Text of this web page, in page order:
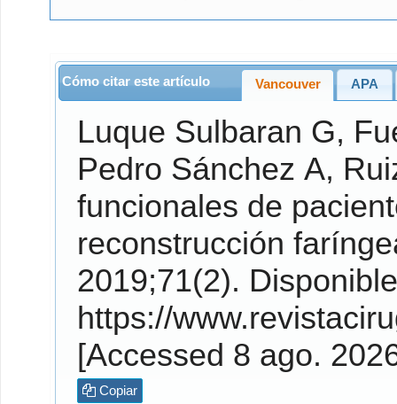
Cómo citar este artículo Vancouver APA
Luque Sulbaran G,
Pedro Sánchez A,
funcionales de
reconstrucción
2019;71(2). Disponible en:
https://
[Accessed 8 ago.
Copiar